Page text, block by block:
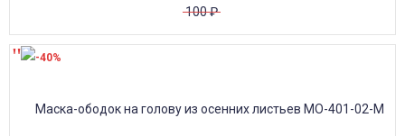
100₽
-40%